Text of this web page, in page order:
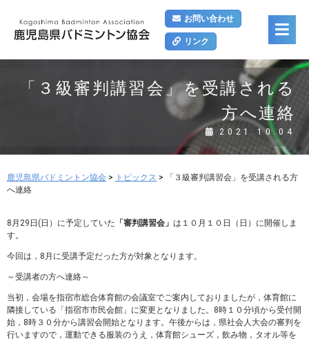
お問い合わせ
リンク
「３級審判講習会」を受講される
方へ連絡
2021.10.04
鹿児島県バドミントン協会 > トピックス >
「３級審判講習会」を受講される方
へ連絡
8月29日(日）に予定していた 「審判講習会」 は１０月１０日（日）に開催しま
す。
今回は，8月に受講予定だった方が対象となります。
～受講者の方へ連絡～
当初，会場を指宿市総合体育館の会議室でご案内しておりましたが，体育館に
隣接している「指宿市市民会館」に変更となりました。8時１０分頃から受付開
始，8時３０分から講習会開始となります。午後からは，県社会人大会の審判を
行いますので，運動できる服装のうえ，体育館シューズ，飲み物，タオル等を